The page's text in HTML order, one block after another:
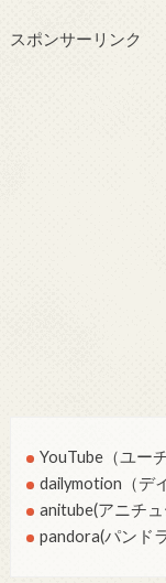
スポンサーリンク
YouTube（ユー
dailymotion（デ
anitube(アニチ
pandora(パンド